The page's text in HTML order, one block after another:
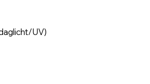
UV)